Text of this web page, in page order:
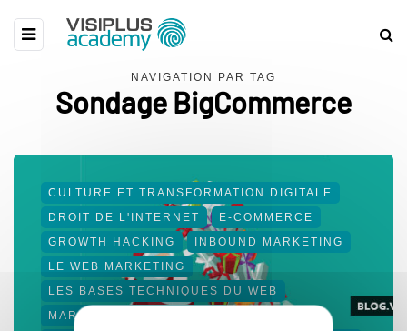
NAVIGATION PAR TAG
Sondage BigCommerce
CULTURE ET TRANSFORMATION DIGITALE
DROIT DE L'INTERNET
E-COMMERCE
GROWTH HACKING
INBOUND MARKETING
LE WEB MARKETING
LES BASES TECHNIQUES DU WEB
MARKETING AUTOMATION